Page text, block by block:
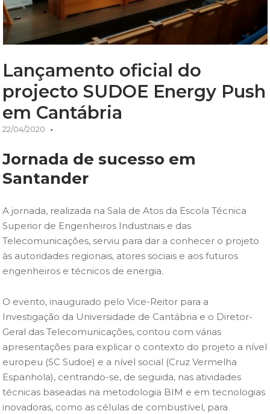
Lançamento oficial do
projecto SUDOE Energy Push
em Cantábria
22/04/2020
Jornada de sucesso em
Santander
A jornada, realizada na Sala de Atos da Escola Técnica
Superior de Engenheiros Industriais e das
Telecomunicações, serviu para dar a conhecer o projeto
às autoridades regionais, atores sociais e aos futuros
engenheiros e técnicos de energia.
O evento, inaugurado pelo Vice-Reitor para a
Investigação da Universidade de Cantábria e o Diretor-
Geral das Telecomunicações, contou com várias
apresentações para explicar o contexto do projeto a nível
europeu (SC Sudoe) e a nível social (Cruz Vermelha
Espanhola), centrando-se, de seguida, nas atividades
técnicas baseadas na metodologia BIM e em tecnologias
inovadoras, como as células de combustível, para